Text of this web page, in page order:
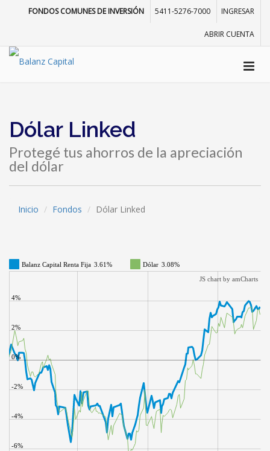
FONDOS COMUNES DE INVERSIÓN 5411-5276-7000 INGRESAR
ABRIR CUENTA
Dólar Linked
Protegé tus ahorros de la apreciación
del dólar
Inicio Fondos Dólar Linked
Balanz Capital Renta Fija 3.61% Dólar 3.08%
-6%
-4%
-2%
0%
2%
4%
JS chart by amCharts